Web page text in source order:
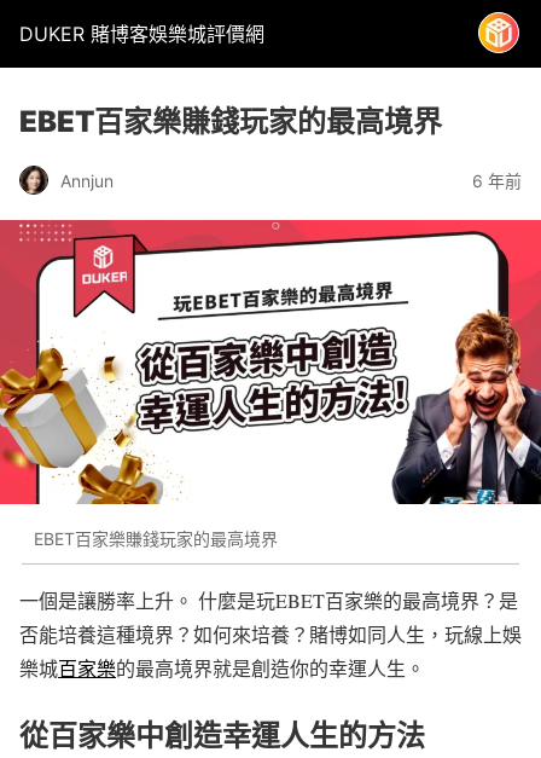
DUKER 賭博客娛樂城評價網
EBET百家樂賺錢玩家的最高境界
Annjun 6 年前
EBET百家樂賺錢玩家的最高境界
一個是讓勝率上升。 什麼是玩EBET百家樂的最高境界？是
否能培養這種境界？如何來培養？賭博如同人生，玩線上娛
樂城百家樂的最高境界就是創造你的幸運人生。
從百家樂中創造幸運人生的方法